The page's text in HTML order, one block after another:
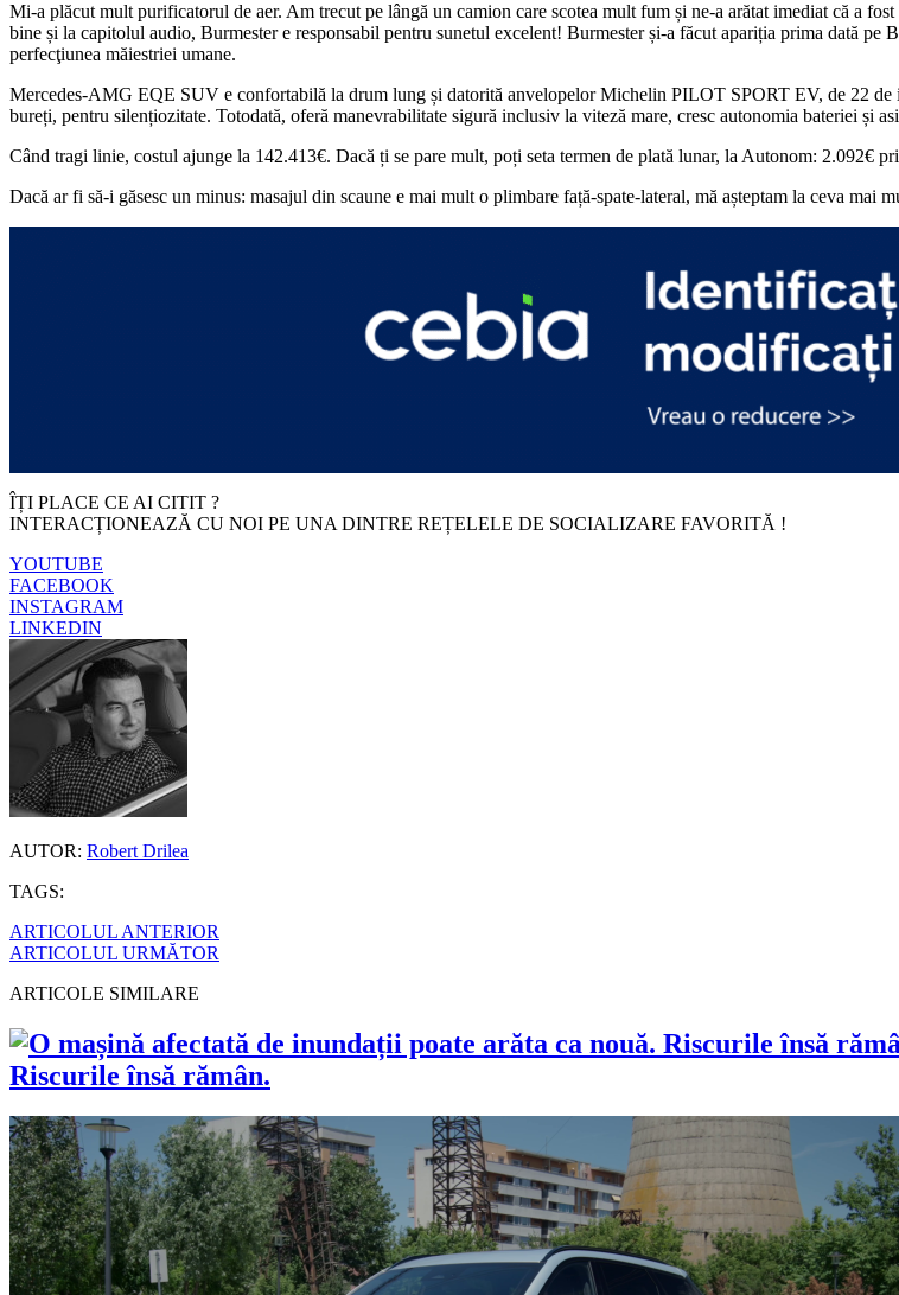
Mi-a plăcut mult purificatorul de aer. Am trecut pe lângă un camion care scotea mult fum și ne-a arătat imediat că a
bine și la capitolul audio, Burmester e responsabil pentru sunetul excelent! Burmester și-a făcut apariția prima dată
perfecţiunea măiestriei umane.
Mercedes-AMG EQE SUV e confortabilă la drum lung și datorită anvelopelor Michelin PILOT SPORT EV, de 22
bureți, pentru silențiozitate. Totodată, oferă manevrabilitate sigură inclusiv la viteză mare, cresc autonomia bateriei și
Când tragi linie, costul ajunge la 142.413€. Dacă ți se pare mult, poți seta termen de plată lunar, la Autonom: 2.092€
Dacă ar fi să-i găsesc un minus: masajul din scaune e mai mult o plimbare față-spate-lateral, mă așteptam la ceva mai
ÎȚI PLACE CE AI CITIT ?
INTERACȚIONEAZĂ CU NOI PE UNA DINTRE REȚELELE DE SOCIALIZARE FAVORITĂ !
YOUTUBE
FACEBOOK
INSTAGRAM
LINKEDIN
AUTOR: Robert Drilea
TAGS:
ARTICOLUL ANTERIOR
ARTICOLUL URMĂTOR
ARTICOLE SIMILARE
Riscurile însă rămân.